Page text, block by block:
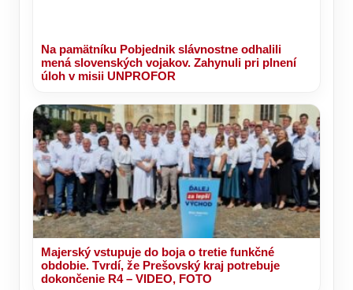
Na pamätníku Pobjednik slávnostne odhalili
mená slovenských vojakov. Zahynuli pri plnení
úloh v misii UNPROFOR
Majerský vstupuje do boja o tretie funkčné
obdobie. Tvrdí, že Prešovský kraj potrebuje
dokončenie R4 – VIDEO, FOTO